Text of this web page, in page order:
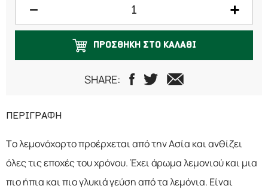
200 γραμμάρια
250 γραμμάρια
500 γραμμάρια
ΠΡΟΣΘΗΚΗ ΣΤΟ ΚΑΛΑΘΙ
SHARE:
ΠΕΡΙΓΡΑΦΗ
Το λεμονόχορτο προέρχεται από την Ασία και ανθίζει
όλες τις εποχές του χρόνου. Έχει άρωμα λεμονιού και μια
πιο ήπια και πιο γλυκιά γεύση από τα λεμόνια. Είναι